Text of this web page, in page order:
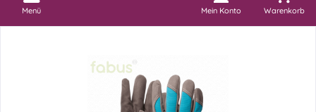
Warenkorb
Mein Konto
Menü